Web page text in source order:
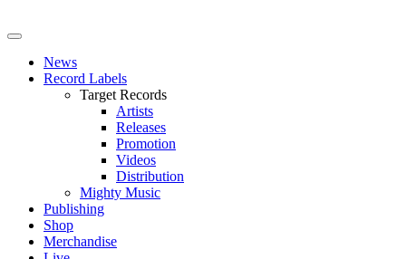
News
Record Labels
Target Records
Artists
Releases
Promotion
Videos
Distribution
Mighty Music
Publishing
Shop
Merchandise